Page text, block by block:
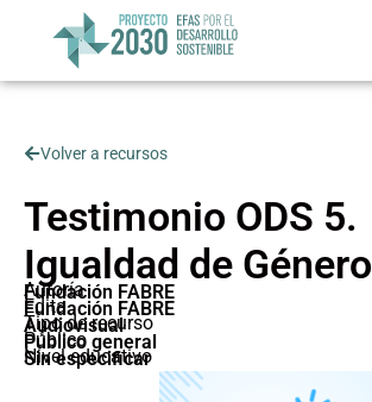
Volver a recursos
Testimonio ODS 5.
Igualdad de Género
Autoría
Fundación FABRE
Edita
Fundación FABRE
Tipo de recurso
Audiovisual
Público
Público general
Nivel educativo
Sin especificar